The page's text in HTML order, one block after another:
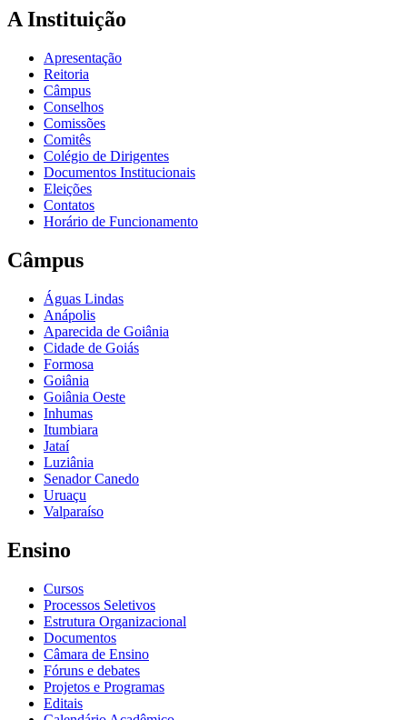
A Instituição
Apresentação
Reitoria
Câmpus
Conselhos
Comissões
Comitês
Colégio de Dirigentes
Documentos Institucionais
Eleições
Contatos
Horário de Funcionamento
Câmpus
Águas Lindas
Anápolis
Aparecida de Goiânia
Cidade de Goiás
Formosa
Goiânia
Goiânia Oeste
Inhumas
Itumbiara
Jataí
Luziânia
Senador Canedo
Uruaçu
Valparaíso
Ensino
Cursos
Processos Seletivos
Estrutura Organizacional
Documentos
Câmara de Ensino
Fóruns e debates
Projetos e Programas
Editais